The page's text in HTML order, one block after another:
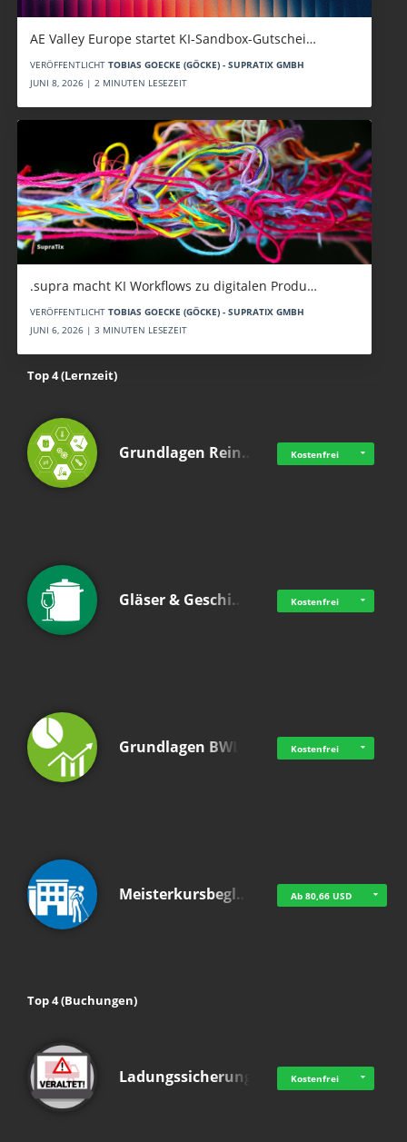
AE Valley Europe startet KI-Sandbox-Gutschei…
VERÖFFENTLICHT TOBIAS GOECKE (GÖCKE) - SUPRATIX GMBH
JUNI 8, 2026 | 2 MINUTEN LESEZEIT
.supra macht KI Workflows zu digitalen Produ…
VERÖFFENTLICHT TOBIAS GOECKE (GÖCKE) - SUPRATIX GMBH
JUNI 6, 2026 | 3 MINUTEN LESEZEIT
Top 4 (Lernzeit)
Grundlagen Rein… Kostenfrei
Gläser & Geschi… Kostenfrei
Grundlagen BWL Kostenfrei
Meisterkursbegl… Ab 80,66 USD
Top 4 (Buchungen)
Ladungssicherung Kostenfrei